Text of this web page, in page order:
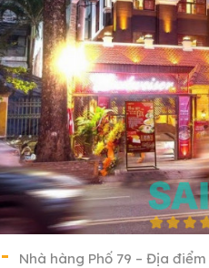
Nhà hàng Phố 79 – Địa